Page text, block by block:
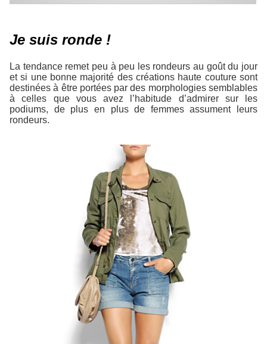
Je suis ronde !
La tendance remet peu à peu les rondeurs au goût du jour
et si une bonne majorité des créations haute couture sont
destinées à être portées par des morphologies semblables
à celles que vous avez l’habitude d’admirer sur les
podiums, de plus en plus de femmes assument leurs
rondeurs.